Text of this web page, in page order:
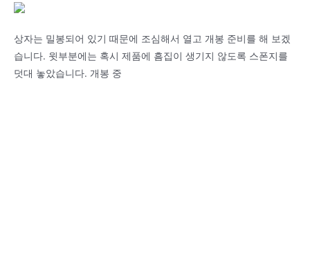
상자는 밀봉되어 있기 때문에 조심해서 열고 개봉 준비를 해 보겠
습니다. 윗부분에는 혹시 제품에 흠집이 생기지 않도록 스폰지를
덧대 놓았습니다. 개봉 중